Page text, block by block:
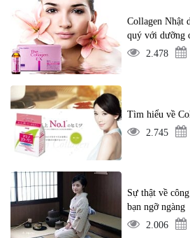
Collagen Nhật
quý với dưỡng
nhiên2.478
Tìm hiểu về
2.745
Sự thật về
bạn ngỡ ngàng
2.006